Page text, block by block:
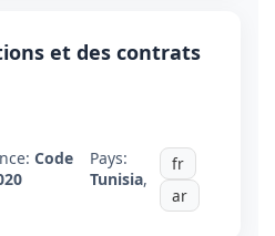
et des contrats
Code
Pays:
Tunisia,
fr
ar